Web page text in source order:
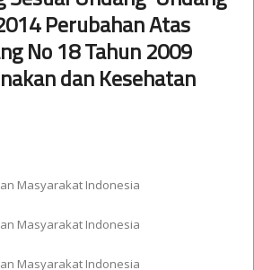
Perubahan Atas
No 18 Tahun 2009
dan Kesehatan
Masyarakat Indonesia
Masyarakat Indonesia
Masyarakat Indonesia